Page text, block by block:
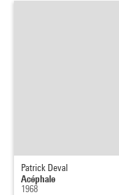
Patrick Deval
Acéphale
1968